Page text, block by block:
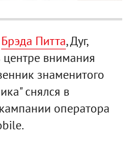
Брэда Питта, Дуг,
внимания
знаменитого
снялся в
оператора